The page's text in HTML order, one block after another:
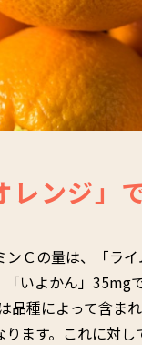
レンジ」で
ンＣの量は、「ラ
いよかん」35mg
品種によって含ま
ます。これに対